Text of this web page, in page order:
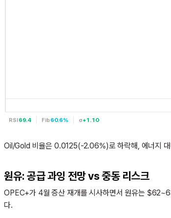
RSI69.4 Fib60.6% σ+1.10
Oil/Gold 비율은 0.0125(-2.06%)로 하락해, 에너지
원유: 공급 과잉 전망 vs 중동 리스크
OPEC+가 4월 증산 재개를 시사하면서 원유는
다.